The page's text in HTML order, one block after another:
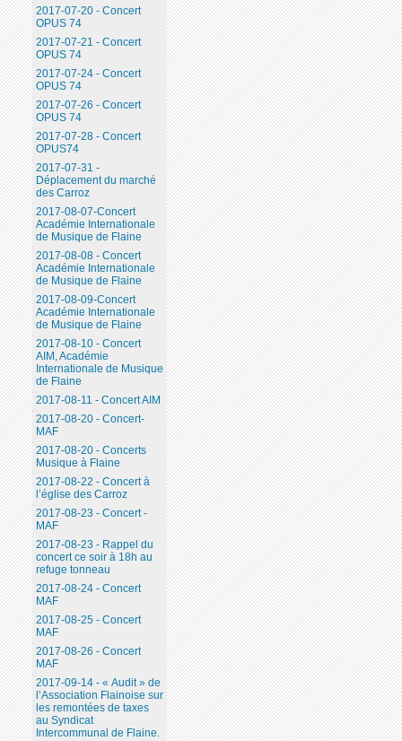
2017-07-20 - Concert
OPUS 74
2017-07-21 - Concert
OPUS 74
2017-07-24 - Concert
OPUS 74
2017-07-26 - Concert
OPUS 74
2017-07-28 - Concert
OPUS74
2017-07-31 -
Déplacement du marché
des Carroz
2017-08-07-Concert
Académie Internationale
de Musique de Flaine
2017-08-08 - Concert
Académie Internationale
de Musique de Flaine
2017-08-09-Concert
Académie Internationale
de Musique de Flaine
2017-08-10 - Concert
AIM, Académie
Internationale de Musique
de Flaine
2017-08-11 - Concert AIM
2017-08-20 - Concert-
MAF
2017-08-20 - Concerts
Musique à Flaine
2017-08-22 - Concert à
l’église des Carroz
2017-08-23 - Concert -
MAF
2017-08-23 - Rappel du
concert ce soir à 18h au
refuge tonneau
2017-08-24 - Concert
MAF
2017-08-25 - Concert
MAF
2017-08-26 - Concert
MAF
2017-09-14 - « Audit » de
l’Association Flainoise sur
les remontées de taxes
au Syndicat
Intercommunal de Flaine.